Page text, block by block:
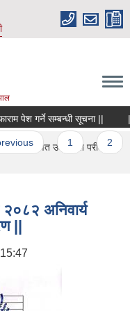
पेश गर्ने सम्बन्धी सूचना ||
1 2
गणित उपस्थिति परीक्षार्थी
२०८२ अनिवार्य
||